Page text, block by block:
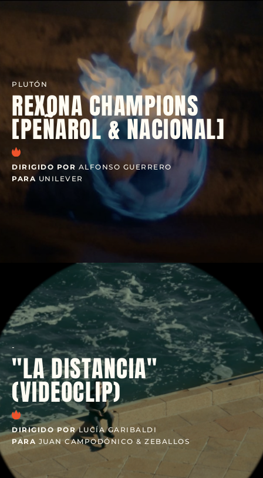
PLUTÓN
REXONA CHAMPIONS
[PEÑAROL & NACIONAL]
DIRIGIDO POR ALFONSO GUERRERO
PARA UNILEVER
-
"LA DISTANCIA"
(VIDEOCLIP)
DIRIGIDO PORLUCÍA GARIBALDI
PARA JUAN CAMPODÓNICO & ZEBALLOS